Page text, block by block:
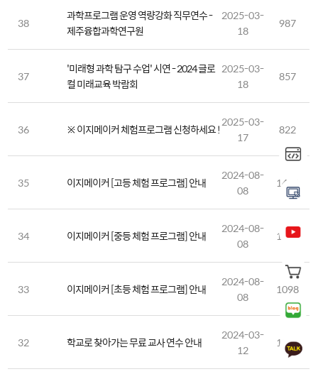
38
과학프로그램 운영 역량강화 직무연수 -
제주융합과학연구원
2025-03-
18
987
37
'미래형 과학 탐구 수업' 시연 - 2024 글로
컬 미래교육 박람회
2025-03-
18
857
36 ※ 이지메이커 체험프로그램 신청하세요 !2025-03-
17
822
35 이지메이커 [고등 체험 프로그램] 안내
2024-08-
08
1469
34 이지메이커 [중등 체험 프로그램] 안내
2024-08-
08
1129
33 이지메이커 [초등 체험 프로그램] 안내
2024-08-
08
1098
32 학교로 찾아가는 무료 교사 연수 안내
2024-03-
12
1218